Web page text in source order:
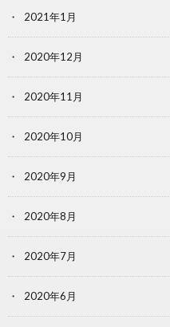
2021年1月
2020年12月
2020年11月
2020年10月
2020年9月
2020年8月
2020年7月
2020年6月